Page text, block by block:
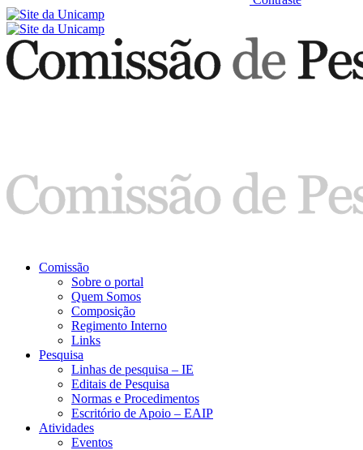
Comissão
Sobre o portal
Quem Somos
Composição
Regimento Interno
Links
Pesquisa
Linhas de pesquisa – IE
Editais de Pesquisa
Normas e Procedimentos
Escritório de Apoio – EAIP
Atividades
Eventos